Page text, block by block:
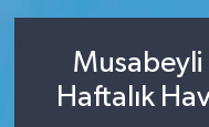
Musabeyli
Haftalık
Tüm Manşetler